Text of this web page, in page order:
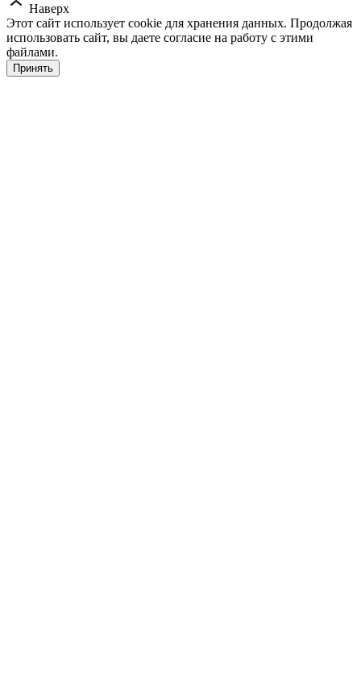
Наверх
Этот сайт использует cookie для хранения данных. Продолжая
использовать сайт, вы даете согласие на работу с этими
файлами.
Принять